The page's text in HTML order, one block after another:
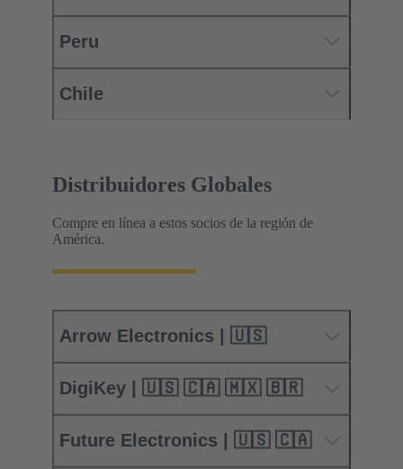
Peru
Chile
Distribuidores Globales
Compre en línea a estos socios de la región de
América.
Arrow Electronics | 🇺🇸
DigiKey | 🇺🇸 🇨🇦 🇲🇽 🇧🇷
Future Electronics | 🇺🇸 🇨🇦